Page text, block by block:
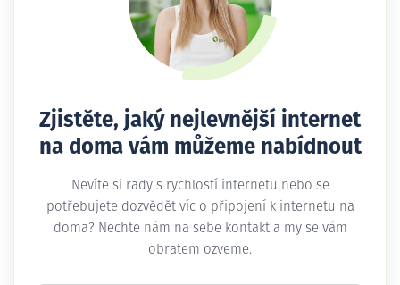
Zjistěte, jaký nejlevnější internet
na doma vám můžeme nabídnout
Nevíte si rady s rychlostí internetu nebo se
potřebujete dozvědět víc o připojení k internetu na
doma? Nechte nám na sebe kontakt a my se vám
obratem ozveme.